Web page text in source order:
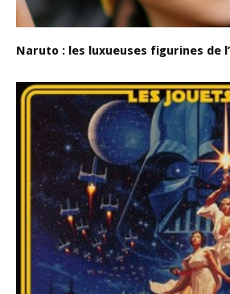
Naruto : les luxueuses figurines de